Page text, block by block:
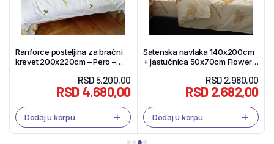
navlaka 140x200cm
50x70cm Flower
2.980,00
2.682,00
u korpu
Satenska navlaka 140x200cm
+ jastučnica 50x70cm Blue
2.980,00
2.682,00
Dodaj u korpu
+